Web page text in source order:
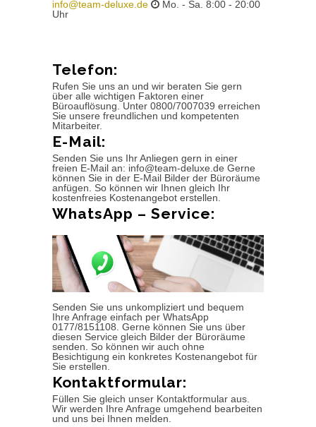
info@team-deluxe.de
Mo. - Sa. 8:00 - 20:00
Uhr
Telefon:
Rufen Sie uns an und wir beraten Sie gern
über alle wichtigen Faktoren einer
Büroauflösung. Unter 0800/7007039 erreichen
Sie unsere freundlichen und kompetenten
Mitarbeiter.
E-Mail:
Senden Sie uns Ihr Anliegen gern in einer
freien E-Mail an: info@team-deluxe.de Gerne
können Sie in der E-Mail Bilder der Büroräume
anfügen. So können wir Ihnen gleich Ihr
kostenfreies Kostenangebot erstellen.
WhatsApp – Service:
Senden Sie uns unkompliziert und bequem
Ihre Anfrage einfach per WhatsApp
0177/8151108. Gerne können Sie uns über
diesen Service gleich Bilder der Büroräume
senden. So können wir auch ohne
Besichtigung ein konkretes Kostenangebot für
Sie erstellen.
Kontaktformular:
Füllen Sie gleich unser Kontaktformular aus.
Wir werden Ihre Anfrage umgehend bearbeiten
und uns bei Ihnen melden.